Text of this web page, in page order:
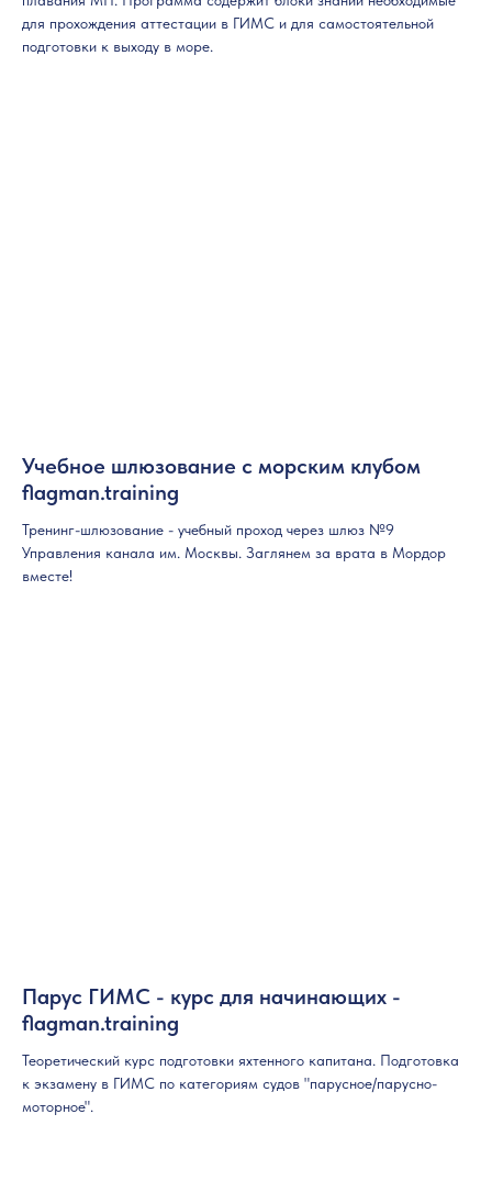
для прохождения аттестации в ГИМС и для самостоятельной
подготовки к выходу в море.
Учебное шлюзование с морским клубом
flagman.training
Тренинг-шлюзование - учебный проход через шлюз №9
Управления канала им. Москвы. Заглянем за врата в Мордор
вместе!
Парус ГИМС - курс для начинающих -
flagman.training
Теоретический курс подготовки яхтенного капитана. Подготовка
к экзамену в ГИМС по категориям судов "парусное/парусно-
моторное".